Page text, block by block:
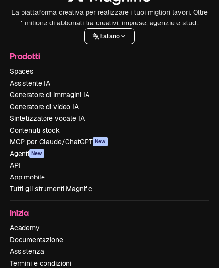
La piattaforma creativa per realizzare i tuoi migliori lavori. Oltre
1 milione di abbonati tra creativi, imprese, agenzie e studi.
Italiano
Prodotti
Spaces
Assistente IA
Generatore di immagini IA
Generatore di video IA
Sintetizzatore vocale IA
Contenuti stock
MCP per Claude/ChatGPT New
Agenti New
API
App mobile
Tutti gli strumenti Magnific
Inizia
Academy
Documentazione
Assistenza
Termini e condizioni